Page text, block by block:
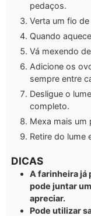
pedaços.
Verta um fio
Quando
Vá mexendo
Adicione os
sempre entre
Desligue o
completo.
Mexa mais um
Retire do lume
DICAS
A farinheira já
pode juntar
apreciar.
Pode utilizar